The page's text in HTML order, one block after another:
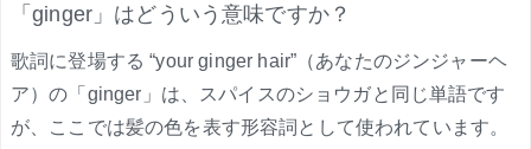
「ginger」はどういう意味ですか？
歌詞に登場する “your ginger hair”（あなたのジンジャーヘ
ア）の「ginger」は、スパイスのショウガと同じ単語です
が、ここでは髪の色を表す形容詞として使われています。